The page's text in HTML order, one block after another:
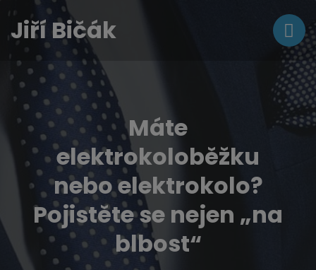
Jiří Bičák
Máte
elektrokoloběžku
nebo elektrokolo?
Pojistěte se nejen „na
blbost“